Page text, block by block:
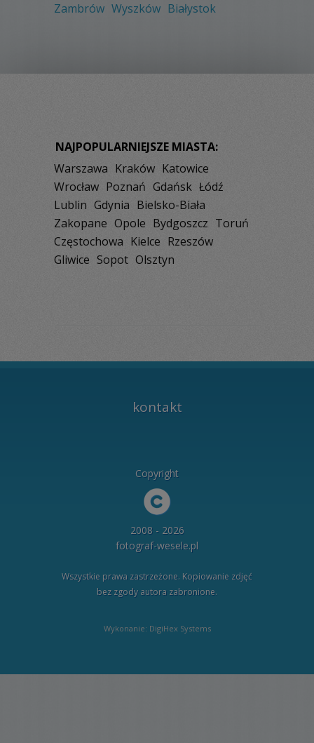
Zambrów Wyszków Białystok
NAJPOPULARNIEJSZE MIASTA:
Warszawa Kraków Katowice
Wrocław Poznań Gdańsk Łódź
Lublin Gdynia Bielsko-Biała
Zakopane Opole Bydgoszcz Toruń
Częstochowa Kielce Rzeszów
Gliwice Sopot Olsztyn
kontakt
Copyright
2008 - 2026
fotograf-wesele.pl
Wszystkie prawa zastrzeżone. Kopiowanie zdjęć
bez zgody autora zabronione.
Wykonanie: DigiHex Systems